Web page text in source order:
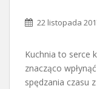
22 listopada
Kuchnia to serce
znacząco
spędzania czasu